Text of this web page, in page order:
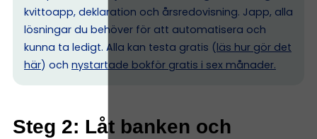
kvittoapp, deklaration och årsredovisning. Japp, alla
lösningar du behöver för att automatisera och
kunna ta ledigt. Alla kan testa gratis (läs hur gör det
här) och nystartade bokför gratis i sex månader.
Steg 2: Låt banken och